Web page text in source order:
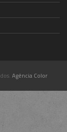
Agência Color